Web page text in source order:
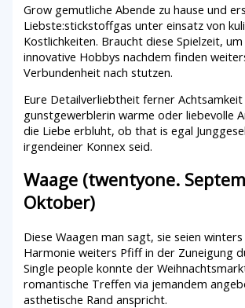
Grow gemutliche Abende zu hause und
Liebste:stickstoffgas unter einsatz von
Kostlichkeiten. Braucht diese Spielzeit,
innovative Hobbys nachdem finden
Verbundenheit nach stutzen.
Eure Detailverliebtheit ferner
gunstgewerblerin warme oder liebevolle
die Liebe erbluht, ob that is egal
irgendeiner Konnex seid.
Waage (twentyone.
Oktober)
Diese Waagen man sagt, sie seien
Harmonie weiters Pfiff in der Zuneigung
Single people konnte der
romantische Treffen via jemandem
asthetische Rand anspricht.